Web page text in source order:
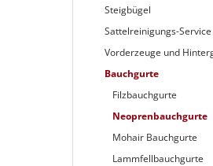
Steigbügel
Sattelreinigungs-Service
Vorderzeuge und
Bauchgurte
Filzbauchgurte
Neoprenbauchgurte
Mohair Bauchgurte
Lammfellbauchgurte